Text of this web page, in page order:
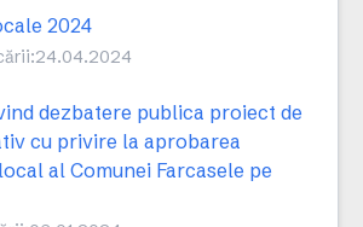
2024
24.04.2024
dezbatere publica proiect de
cu privire la aprobarea
al Comunei Farcasele pe